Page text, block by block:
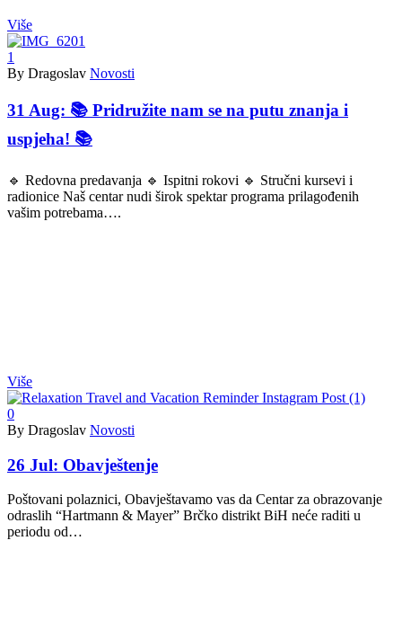
Više
1
By Dragoslav Novosti
31 Aug: 📚 Pridružite nam se na putu znanja i
uspjeha! 📚
🔹 Redovna predavanja 🔹 Ispitni rokovi 🔹 Stručni kursevi i
radionice Naš centar nudi širok spektar programa prilagođenih
vašim potrebama….
Više
0
By Dragoslav Novosti
26 Jul: Obavještenje
Poštovani polaznici, Obavještavamo vas da Centar za obrazovanje
odraslih “Hartmann & Mayer” Brčko distrikt BiH neće raditi u
periodu od…